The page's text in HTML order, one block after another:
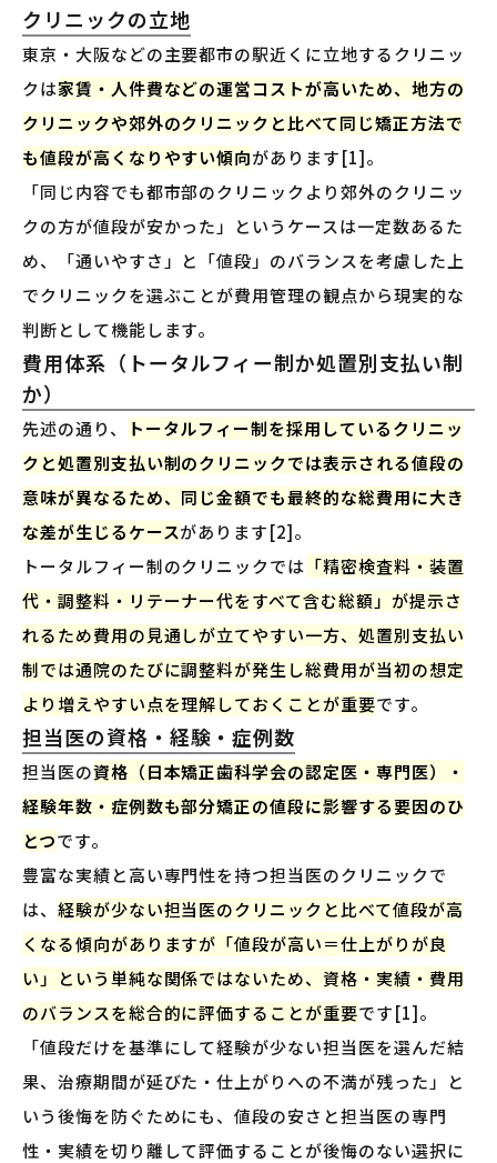
クリニックの立地
東京・大阪などの主要都市の駅近くに立地するクリニッ
クは家賃・人件費などの運営コストが高いため、地方の
クリニックや郊外のクリニックと比べて同じ矯正方法で
も値段が高くなりやすい傾向があります[1]。
「同じ内容でも都市部のクリニックより郊外のクリニッ
クの方が値段が安かった」というケースは一定数あるた
め、「通いやすさ」と「値段」のバランスを考慮した上
でクリニックを選ぶことが費用管理の観点から現実的な
判断として機能します。
費用体系（トータルフィー制か処置別支払い制
か）
先述の通り、
トータルフィー制を採用しているクリニッ
クと処置別支払い制のクリニックでは表示される値段の
意味が異なるため、同じ金額でも最終的な総費用に大き
な差が生じるケースがあります[2]。
トータルフィー制のクリニックでは 「精密検査料・装置
代・調整料・リテーナー代をすべて含む総額」が提示さ
れるため費用の見通しが立てやすい一方、処置別支払い
制では通院のたびに調整料が発生し総費用が当初の想定
より増えやすい点を理解しておくことが重要です。
担当医の資格・経験・症例数
担当医の資格（日本矯正歯科学会の認定医・専門医）・
経験年数・症例数も部分矯正の値段に影響する要因のひ
とつです。
豊富な実績と高い専門性を持つ担当医のクリニックで
は、 経験が少ない担当医のクリニックと比べて値段が高
くなる傾向がありますが「値段が高い＝仕上がりが良
い」という単純な関係ではないため、資格・実績・費用
のバランスを総合的に評価することが重要です[1]。
「値段だけを基準にして経験が少ない担当医を選んだ結
果、治療期間が延びた・仕上がりへの不満が残った」と
いう後悔を防ぐためにも、値段の安さと担当医の専門
性・実績を切り離して評価することが後悔のない選択に